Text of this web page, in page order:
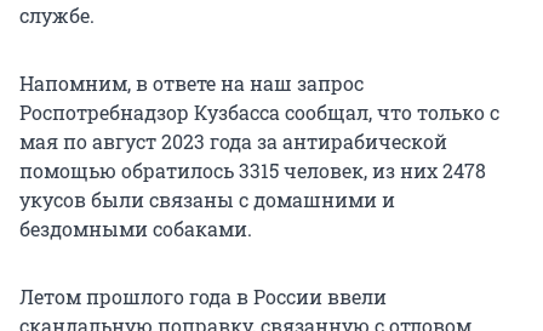
службе.
Напомним, в ответе на наш запрос
Роспотребнадзор Кузбасса сообщал, что только с
мая по август 2023 года за антирабической
помощью обратилось 3315 человек, из них 2478
укусов были связаны с домашними и
бездомными собаками.
Летом прошлого года в России ввели
скандальную поправку, связанную с отловом